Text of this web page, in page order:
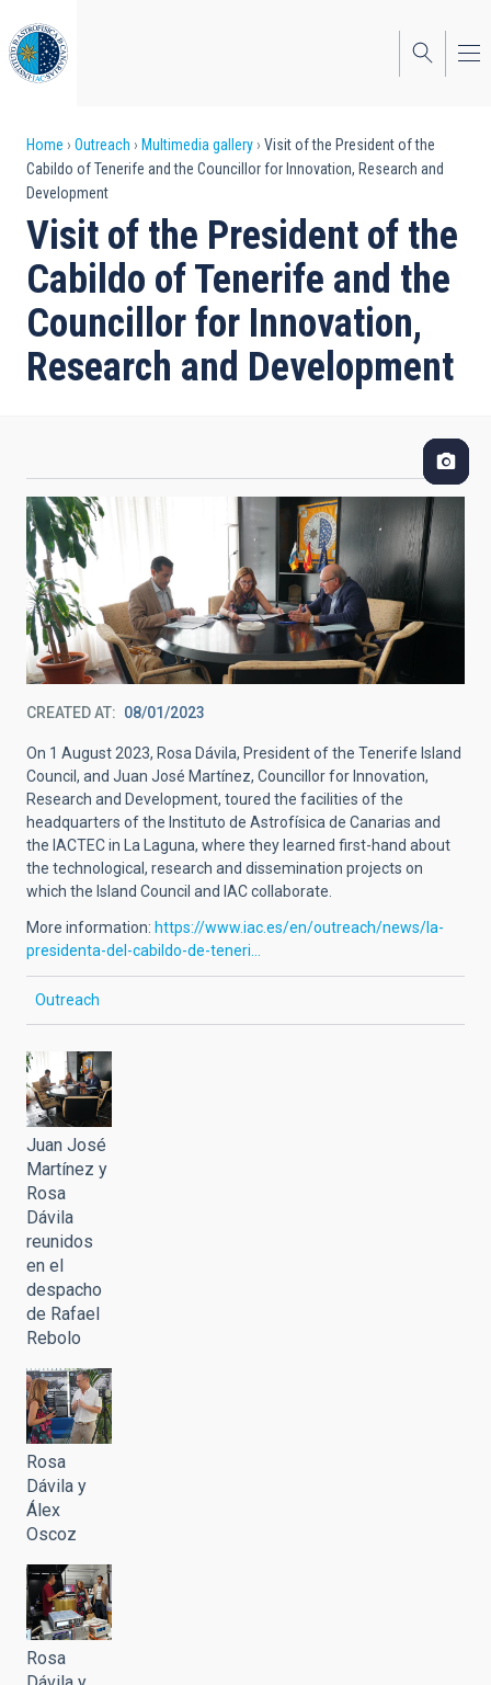
to
main
content
Breadcrumb
Home Outreach Multimedia gallery
Visit of the President of the
Cabildo of Tenerife and the Councillor for Innovation, Research and
Development
Visit of the President of the
Cabildo of Tenerife and the
Councillor for Innovation,
Research and Development
CREATED AT 08/01/2023
On 1 August 2023, Rosa Dávila, President of the Tenerife Island
Council, and Juan José Martínez, Councillor for Innovation,
Research and Development, toured the facilities of the
headquarters of the Instituto de Astrofísica de Canarias and
the IACTEC in La Laguna, where they learned first-hand about
the technological, research and dissemination projects on
which the Island Council and IAC collaborate.
More information: https://www.iac.es/en/outreach/news/la-
presidenta-del-cabildo-de-teneri…
Outreach
Juan José
Martínez y
Rosa
Dávila
reunidos
en el
despacho
de Rafael
Rebolo
Rosa
Dávila y
Álex
Oscoz
Rosa